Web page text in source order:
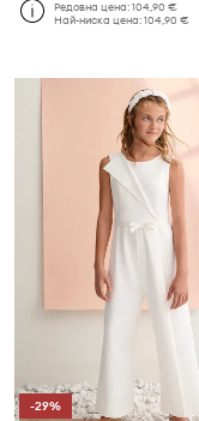
Редовна цена:104,90 €
Най-ниска цена:104,90 €
-29%